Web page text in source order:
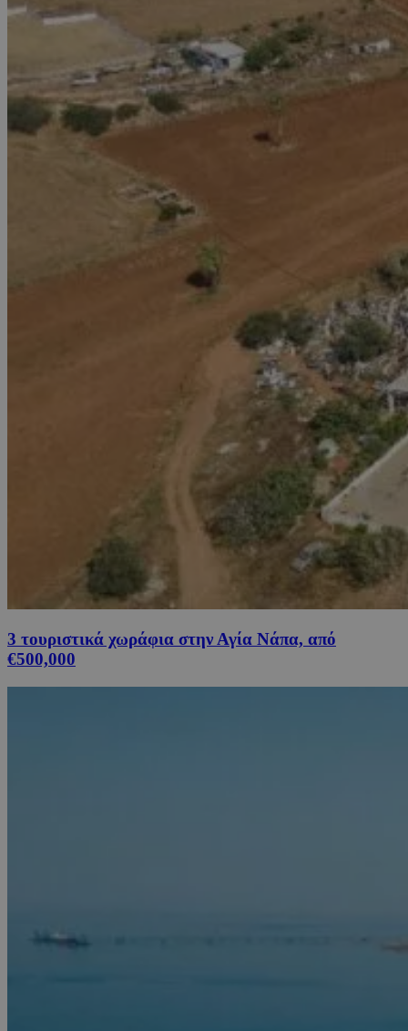
3 τουριστικά χωράφια στην Αγία Νάπα, από
€500,000